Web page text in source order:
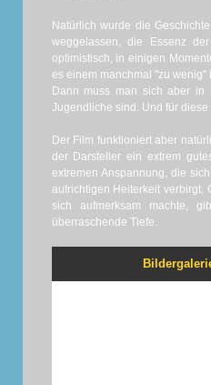
Natürlich wurde die
weggelassen, die Essenz
optimistisch, in einigen
es einem manchmal "zu wenig"
Dann muss man sich aber
Jugendliche sind. Und für
Der Film funktioniert aber
der Darsteller ein extrem
extremen Anspannung, die
aufrichtigen Heiterkeit
sich aufmerksam machte,
überraschende Tiefe.